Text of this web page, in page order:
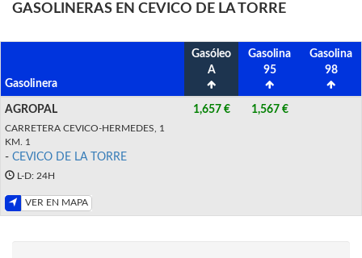
GASOLINERAS EN CEVICO DE LA TORRE
Gasolinera
Gasóleo
A
Gasolina
95
Gasolina
98
AGROPAL
CARRETERA CEVICO-HERMEDES, 1
KM. 1
- CEVICO DE LA TORRE
L-D: 24H
VER EN MAPA
1,657 € 1,567 €